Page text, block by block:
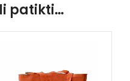
patikti…